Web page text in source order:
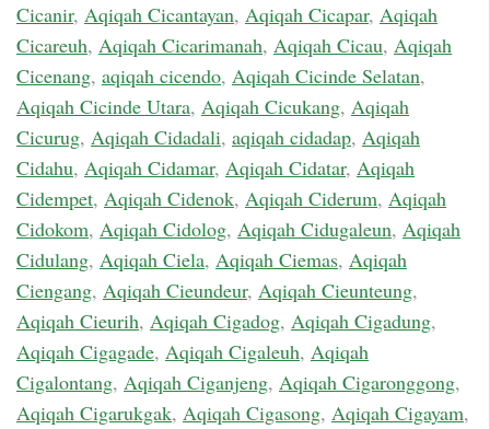
Cicanir, Aqiqah Cicantayan, Aqiqah Cicapar, Aqiqah
Cicareuh, Aqiqah Cicarimanah, Aqiqah Cicau, Aqiqah
Cicenang, aqiqah cicendo, Aqiqah Cicinde Selatan,
Aqiqah Cicinde Utara, Aqiqah Cicukang, Aqiqah
Cicurug, Aqiqah Cidadali, aqiqah cidadap, Aqiqah
Cidahu, Aqiqah Cidamar, Aqiqah Cidatar, Aqiqah
Cidempet, Aqiqah Cidenok, Aqiqah Ciderum, Aqiqah
Cidokom, Aqiqah Cidolog, Aqiqah Cidugaleun, Aqiqah
Cidulang, Aqiqah Ciela, Aqiqah Ciemas, Aqiqah
Ciengang, Aqiqah Cieundeur, Aqiqah Cieunteung,
Aqiqah Cieurih, Aqiqah Cigadog, Aqiqah Cigadung,
Aqiqah Cigagade, Aqiqah Cigaleuh, Aqiqah
Cigalontang, Aqiqah Ciganjeng, Aqiqah Cigaronggong,
Aqiqah Cigarukgak, Aqiqah Cigasong, Aqiqah Cigayam,